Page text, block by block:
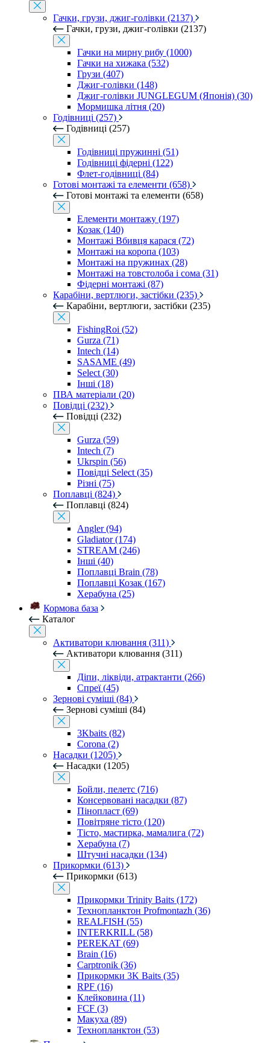
Гачки, грузи, джиг-голівки (2137)
Гачки, грузи, джиг-голівки (2137)
Гачки на мирну рибу (1000)
Гачки на хижака (532)
Грузи (407)
Джиг-голівки (148)
Джиг-голівки JUNGLEGUM (Японія) (30)
Мормишка літня (20)
Годівниці (257)
Годівниці (257)
Годівниці пружинні (51)
Годівниці фідерні (122)
Флет-годівниці (84)
Готові монтажі та елементи (658)
Готові монтажі та елементи (658)
Елементи монтажу (197)
Козак (140)
Монтажі Вбивця карася (72)
Монтажі на коропа (103)
Монтажі на пружинах (28)
Монтажі на товстолоба і сома (31)
Фідерні монтажі (87)
Карабіни, вертлюги, застібки (235)
Карабіни, вертлюги, застібки (235)
FishingRoi (52)
Gurza (71)
Intech (14)
SASAME (49)
Select (30)
Інші (18)
ПВА матеріали (20)
Повідці (232)
Повідці (232)
Gurza (59)
Intech (7)
Ukrspin (56)
Повідці Select (35)
Різні (75)
Поплавці (824)
Поплавці (824)
Angler (94)
Gladiator (174)
STREAM (246)
Інші (40)
Поплавці Brain (78)
Поплавці Козак (167)
Херабуна (25)
Кормова база
Каталог
Активатори клювання (311)
Активатори клювання (311)
Діпи, ліквіди, атрактанти (266)
Спреї (45)
Зернові суміші (84)
Зернові суміші (84)
3Kbaits (82)
Corona (2)
Насадки (1205)
Насадки (1205)
Бойли, пелетс (716)
Консервовані насадки (87)
Пінопласт (69)
Повітряне тісто (120)
Тісто, мастирка, мамалига (72)
Херабуна (7)
Штучні насадки (134)
Прикормки (613)
Прикормки (613)
Прикормки Trinity Baits (172)
Технопланктон Profmontazh (36)
REALFISH (55)
INTERKRILL (58)
PEREKAT (69)
Brain (16)
Carptronik (36)
Прикормки 3K Baits (35)
RPF (16)
Клейковина (11)
FCF (3)
Макуха (89)
Технопланктон (53)